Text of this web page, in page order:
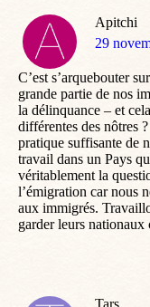
Apitchi
dit
29
C’est s’arquebouter
grande partie de nos
la délinquance – et
différentes des nôtres
pratique suffisante de
travail dans un Pays
véritablement la
l’émigration car nous
aux immigrés.
garder leurs nationaux
Tars